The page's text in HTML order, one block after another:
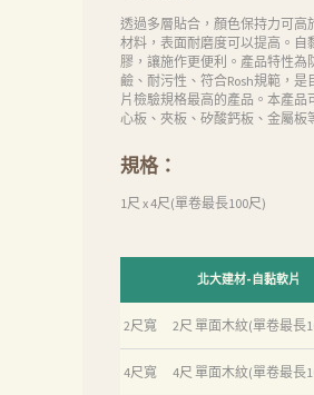
透過多層貼合，顏色保持力可高
材料，表面耐磨度可以提高。自
膠，讓施作更便利。產品特性為
鹼、耐污性、符合Rosh規範，是
片檢驗規格最高的產品。本產品
心板、夾板、矽酸鈣板、金屬板
規格：
1尺 x 4尺(單卷最長100尺)
北大建材-自黏軟片
2尺寬 2尺 單面木紋(單卷最長
4尺寬 4尺 單面木紋(單卷最長